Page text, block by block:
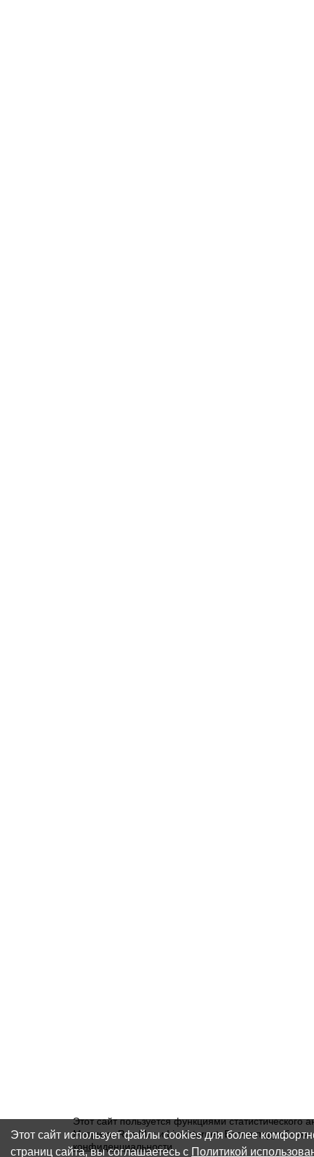
Этот сайт пользуется функциями статистического
Метрика, Rambler и Liveinternet. Более
конфиденциальности
Этот сайт использует файлы cookies для более
страниц сайта, вы соглашаетесь с Политикой